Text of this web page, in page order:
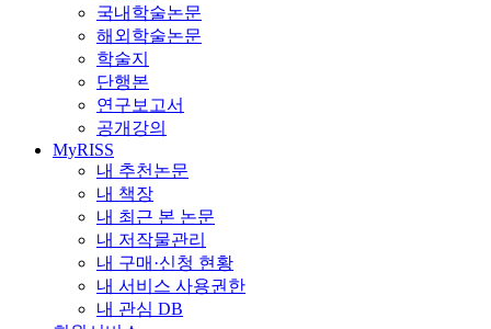
국내학술논문
해외학술논문
학술지
단행본
연구보고서
공개강의
MyRISS
내 추천논문
내 책장
내 최근 본 논문
내 저작물관리
내 구매·신청 현황
내 서비스 사용권한
내 관심 DB